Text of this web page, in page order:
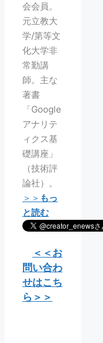
会会員。
元立教大
学/第等文
化大学非
常勤講
師。主な
著書
「Google
アナリテ
ィクス基
礎講座」
（技術評
論社）。
＞＞ もっ
と読む
＜＜お
問い合わ
せはこち
ら＞＞